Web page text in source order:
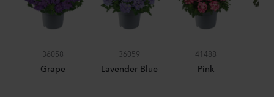
36058
Grape
36059
Lavender Blue
41488
Pink